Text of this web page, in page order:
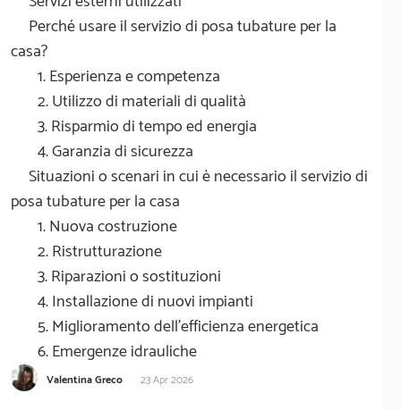
Perché usare il servizio di posa tubature per la
casa?
1. Esperienza e competenza
2. Utilizzo di materiali di qualità
3. Risparmio di tempo ed energia
4. Garanzia di sicurezza
Situazioni o scenari in cui è necessario il servizio di
posa tubature per la casa
1. Nuova costruzione
2. Ristrutturazione
3. Riparazioni o sostituzioni
4. Installazione di nuovi impianti
5. Miglioramento dell'efficienza energetica
6. Emergenze idrauliche
Valentina Greco 23 Apr 2026